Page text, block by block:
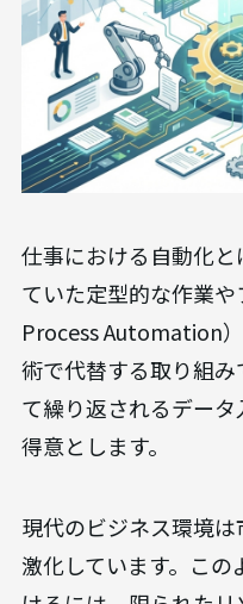
仕事における自動化
ていた定型的な作業
Process Automation
術で代替する取り組
て繰り返されるデー
得意とします。
現代のビジネス環境
激化しています。こ